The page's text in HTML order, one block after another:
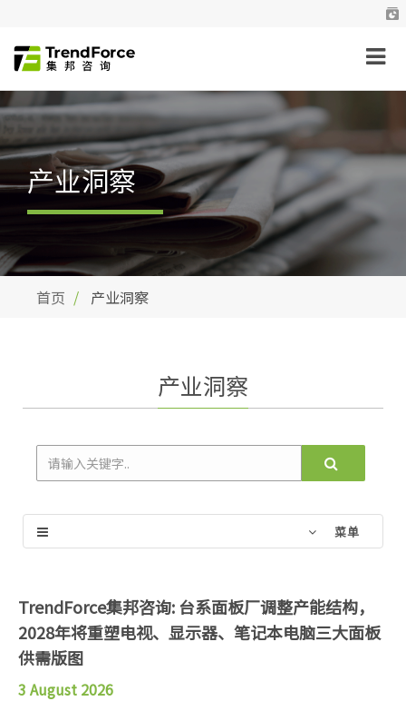
产业洞察
首页 产业洞察
产业洞察
菜单
TrendForce集邦咨询: 台系面板厂调整产能结构，
2028年将重塑电视、显示器、笔记本电脑三大面板
供需版图
3 August 2026